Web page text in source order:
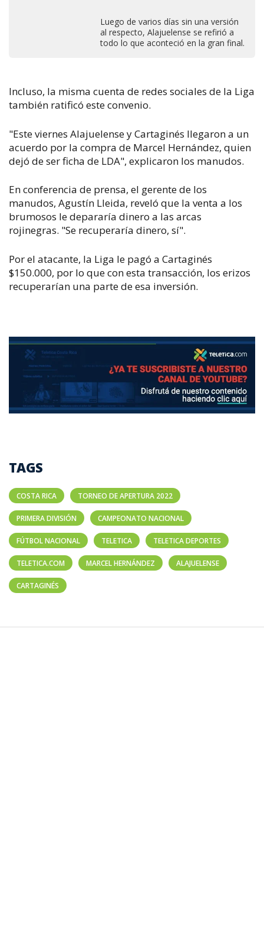
Luego de varios días sin una versión
al respecto, Alajuelense se refirió a
todo lo que aconteció en la gran final.
Incluso, la misma cuenta de redes sociales de la Liga
también ratificó este convenio.
"Este viernes Alajuelense y Cartaginés llegaron a un
acuerdo por la compra de Marcel Hernández, quien
dejó de ser ficha de LDA", explicaron los manudos.
En conferencia de prensa, el gerente de los
manudos, Agustín Lleida, reveló que la venta a los
brumosos le depararía dinero a las arcas
rojinegras. "Se recuperaría dinero, sí".
Por el atacante, la Liga le pagó a Cartaginés
$150.000, por lo que con esta transacción, los erizos
recuperarían una parte de esa inversión.
TAGS
COSTA RICA TORNEO DE APERTURA 2022
PRIMERA DIVISIÓN CAMPEONATO NACIONAL
FÚTBOL NACIONAL TELETICA TELETICA DEPORTES
TELETICA.COM MARCEL HERNÁNDEZ ALAJUELENSE
CARTAGINÉS